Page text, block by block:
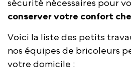
sécurité nécessaires pour
conserver votre confort
Voici la liste des petits
nos équipes de bricoleurs
votre domicile :